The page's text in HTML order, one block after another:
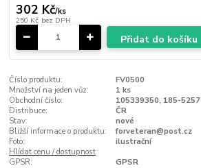
302 Kč/ks
250 Kč bez DPH
Přidat do košíku
Číslo produktu:
FV0500
Množství na jeden vůz:
1 ks
Obchodní číslo:
105339350, 185-5257
Distribuce:
ČR
Stav:
nové
Bližší informace o produktu:
forveteran@post.cz
Foto:
ilustrační
Hlídat cenu / dostupnost
GPSR:
GPSR